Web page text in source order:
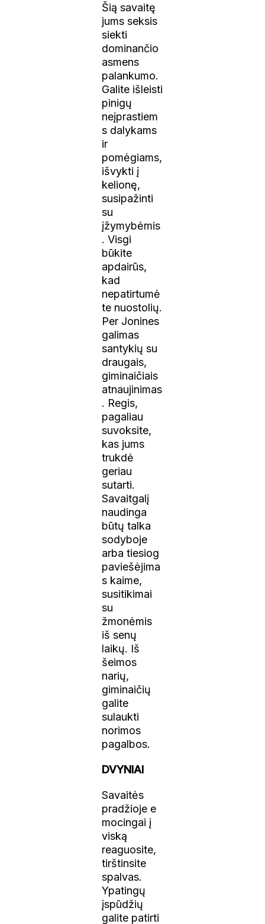
Šią savaitę
jums seksis
siekti
dominančio
asmens
palankumo.
Galite išleisti
pinigų
neįprastiem
s dalykams
ir
pomėgiams,
išvykti į
kelionę,
susipažinti
su
įžymybėmis
. Visgi
būkite
apdairūs,
kad
nepatirtumė
te nuostolių.
Per Jonines
galimas
santykių su
draugais,
giminaičiais
atnaujinimas
. Regis,
pagaliau
suvoksite,
kas jums
trukdė
geriau
sutarti.
Savaitgalį
naudinga
būtų talka
sodyboje
arba tiesiog
paviešėjima
s kaime,
susitikimai
su
žmonėmis
iš senų
laikų. Iš
šeimos
narių,
giminaičių
galite
sulaukti
norimos
pagalbos.
DVYNIAI
Savaitės
pradžioje e
mocingai į
viską
reaguosite,
tirštinsite
spalvas.
Ypatingų
įspūdžių
galite patirti